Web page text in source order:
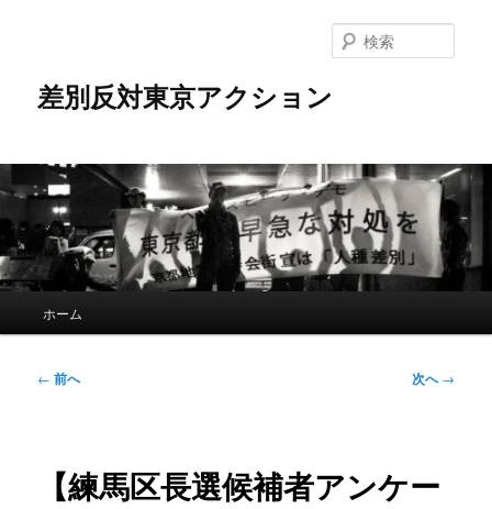
へ
移
動
差別反対東京アクション
索
ホーム
投
← 前へ 次へ→
【練馬区長選候補者アンケー